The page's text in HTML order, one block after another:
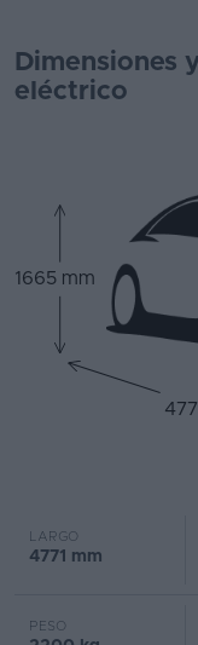
Dimensiones
eléctrico
1665 mm
LARGO
4771 mm
PESO